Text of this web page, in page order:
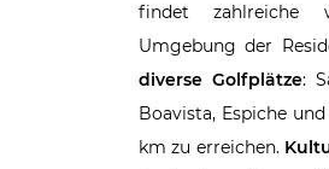
findet zahlreiche
Umgebung der
diverse Golfplätze:
Boavista, Espiche
km zu erreichen.